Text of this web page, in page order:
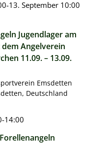
Jugendlager am
Angelverein
11.09. – 13.09.
-13. September 10:00
Emsdetten
Deutschland
-14:00